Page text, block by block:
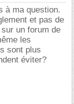
à ma question.
et pas de
un forum de
les
sont plus
éviter?